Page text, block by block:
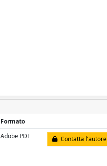
Formato
Adobe PDF Contatta l'autore